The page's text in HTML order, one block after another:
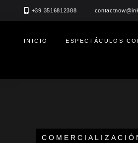
al
+39 3516812388
INICIO ESPECTÁCULOS